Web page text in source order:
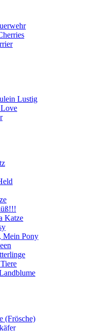
Lustig
Katze
Mein Pony
(Frösche)